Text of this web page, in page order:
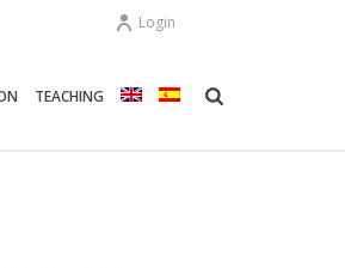
Login
TEACHING